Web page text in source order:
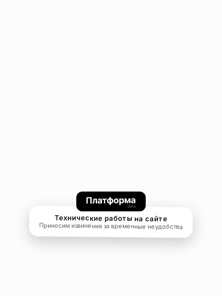
Технические работы на сайте
Приносим извинения за временные неудобства